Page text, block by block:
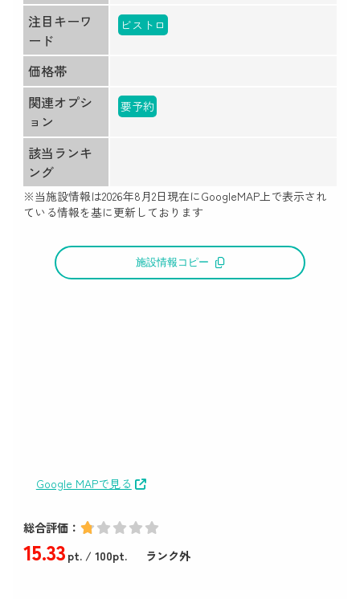
注目キーワ
ード
ビストロ
価格帯
関連オプシ
ョン
要予約
該当ランキ
ング
※当施設情報は2026年8月2日現在にGoogleMAP上で表示され
ている情報を基に更新しております
施設情報コピー
Google MAPで見る
総合評価：
15.33pt./ 100pt. ランク外